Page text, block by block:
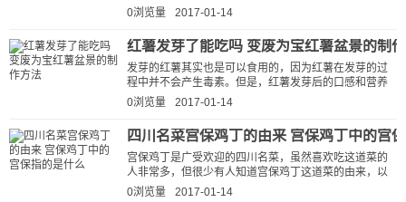
会不辣手。 辣椒为什么会辣手 ...
0浏览量 2017-01-14
红薯发芽了能吃吗 变废为宝红薯盆景的制
发芽的红薯其实也是可以食用的，因为红薯在发芽的过
程中并不会产生毒素。但是，红薯发芽后的口感和营养
都不理想，所以很多情况下我们都...
0浏览量 2017-01-14
四川名菜宫保鸡丁的由来 宫保鸡丁中的宫
宫保鸡丁是广受欢迎的四川名菜，虽然喜欢吃这道菜的
人非常多，但很少有人知道宫保鸡丁这道菜的由来，以
及宫保鸡丁中的宫保到底是指什么...
0浏览量 2017-01-14